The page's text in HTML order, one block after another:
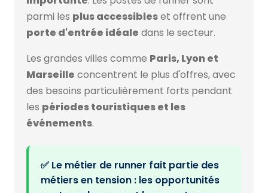
parmi les plus accessibleset offrent une
porte d'entrée idéale dans le secteur.
Les grandes villes comme Paris, Lyon et
Marseille concentrent le plus d'offres, avec
des besoins particulièrement forts pendant
les périodes touristiques et les
événements.
✅ Le métier de runner fait partie des
métiers en tension : les opportunités